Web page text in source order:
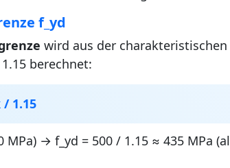
f_yd
wird aus der
berechnet:
/ 1.15
MPa) → f_yd = 500 / 1.15 ≈ 435 MPa